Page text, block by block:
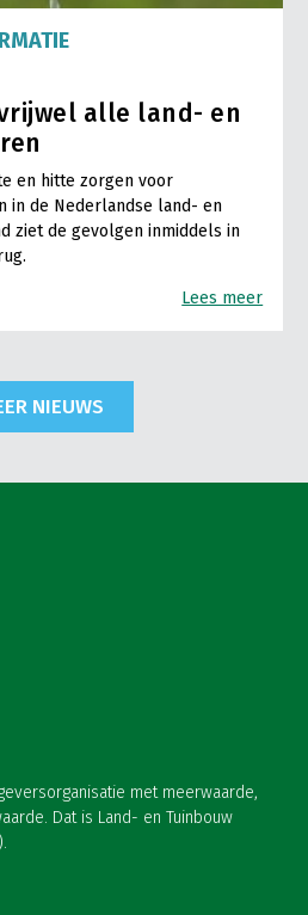
alle land- en
en hitte zorgen voor
in de Nederlandse land- en
ziet de gevolgen inmiddels in
Lees meer
NIEUWS
met meerwaarde,
Dat is Land- en Tuinbouw